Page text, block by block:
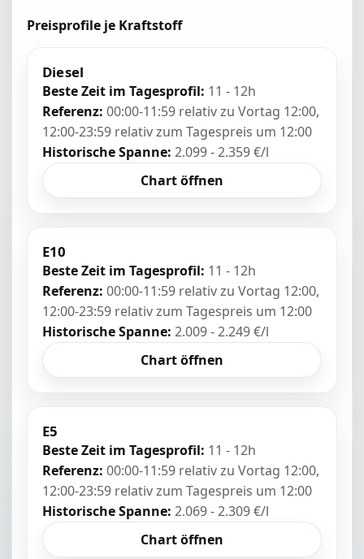
Preisprofile je Kraftstoff
Diesel
Beste Zeit im Tagesprofil: 11 - 12h
Referenz: 00:00-11:59 relativ zu Vortag 12:00,
12:00-23:59 relativ zum Tagespreis um 12:00
Historische Spanne: 2.099 - 2.359 €/l
Chart öffnen
E10
Beste Zeit im Tagesprofil: 11 - 12h
Referenz: 00:00-11:59 relativ zu Vortag 12:00,
12:00-23:59 relativ zum Tagespreis um 12:00
Historische Spanne: 2.009 - 2.249 €/l
Chart öffnen
E5
Beste Zeit im Tagesprofil: 11 - 12h
Referenz: 00:00-11:59 relativ zu Vortag 12:00,
12:00-23:59 relativ zum Tagespreis um 12:00
Historische Spanne: 2.069 - 2.309 €/l
Chart öffnen